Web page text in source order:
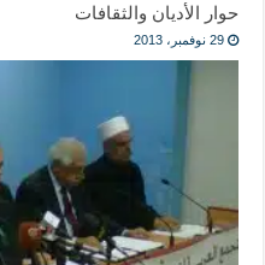
حوار الأديان والثقافات
29 نوفمبر، 2013